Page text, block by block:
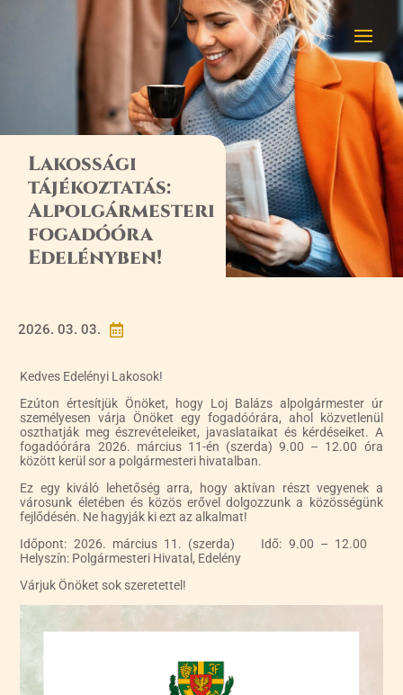
Lakossági
tájékoztatás:
Alpolgármesteri
fogadóóra
Edelényben!

2026. 03. 03.
Kedves Edelényi Lakosok!
Ezúton értesítjük Önöket, hogy Loj Balázs alpolgármester úr
személyesen várja Önöket egy fogadóórára, ahol közvetlenül
oszthatják meg észrevételeiket, javaslataikat és kérdéseiket. A
fogadóórára 2026. március 11-én (szerda) 9.00 – 12.00 óra
között kerül sor a polgármesteri hivatalban.
Ez egy kiváló lehetőség arra, hogy aktívan részt vegyenek a
városunk életében és közös erővel dolgozzunk a közösségünk
fejlődésén. Ne hagyják ki ezt az alkalmat!
Időpont: 2026. március 11. (szerda) Idő: 9.00 – 12.00
Helyszín: Polgármesteri Hivatal, Edelény
Várjuk Önöket sok szeretettel!